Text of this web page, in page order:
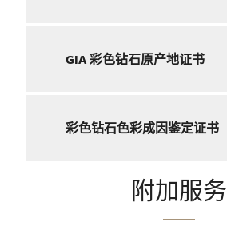
GIA 彩色钻石原产地证书
彩色钻石色彩成因鉴定证书
附加服务